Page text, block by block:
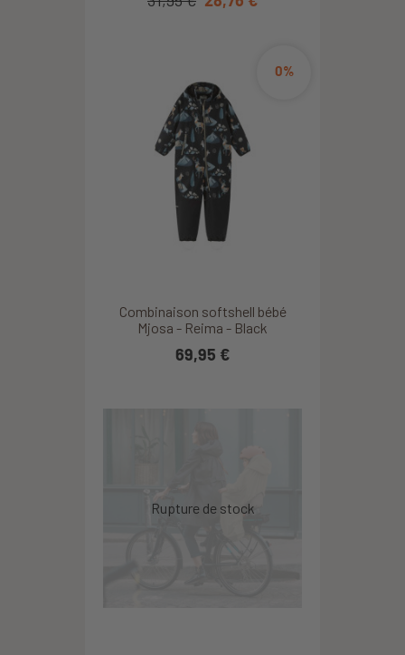
Combinaison softshell bébé
Mjosa - Reima - Black
0%
69,95 €